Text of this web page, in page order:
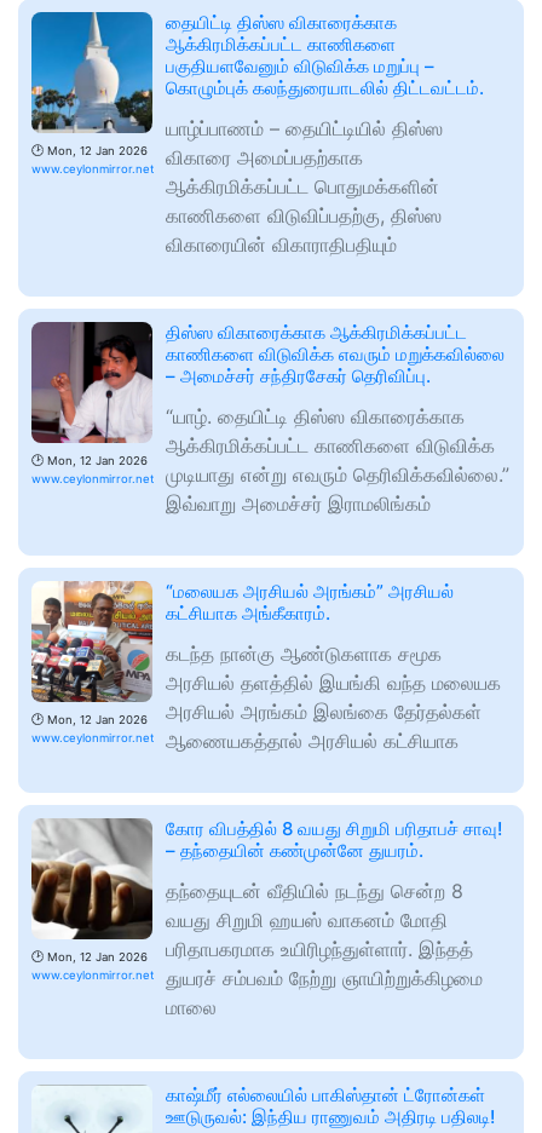
🕑 Mon, 12 Jan 2026
www.ceylonmirror.net
தையிட்டி திஸ்ஸ விகாரைக்காக
ஆக்கிரமிக்கப்பட்ட காணிகளை
பகுதியளவேனும் விடுவிக்க மறுப்பு –
கொழும்புக் கலந்துரையாடலில் திட்டவட்டம்.
யாழ்ப்பாணம் – தையிட்டியில் திஸ்ஸ
விகாரை அமைப்பதற்காக
ஆக்கிரமிக்கப்பட்ட பொதுமக்களின்
காணிகளை விடுவிப்பதற்கு, திஸ்ஸ
விகாரையின் விகாராதிபதியும்
🕑 Mon, 12 Jan 2026
www.ceylonmirror.net
திஸ்ஸ விகாரைக்காக ஆக்கிரமிக்கப்பட்ட
காணிகளை விடுவிக்க எவரும் மறுக்கவில்லை
– அமைச்சர் சந்திரசேகர் தெரிவிப்பு.
“யாழ். தையிட்டி திஸ்ஸ விகாரைக்காக
ஆக்கிரமிக்கப்பட்ட காணிகளை விடுவிக்க
முடியாது என்று எவரும் தெரிவிக்கவில்லை.”
இவ்வாறு அமைச்சர் இராமலிங்கம்
🕑 Mon, 12 Jan 2026
www.ceylonmirror.net
“மலையக அரசியல் அரங்கம்” அரசியல்
கட்சியாக அங்கீகாரம்.
கடந்த நான்கு ஆண்டுகளாக சமூக
அரசியல் தளத்தில் இயங்கி வந்த மலையக
அரசியல் அரங்கம் இலங்கை தேர்தல்கள்
ஆணையகத்தால் அரசியல் கட்சியாக
🕑 Mon, 12 Jan 2026
www.ceylonmirror.net
கோர விபத்தில் 8 வயது சிறுமி பரிதாபச் சாவு!
– தந்தையின் கண்முன்னே துயரம்.
தந்தையுடன் வீதியில் நடந்து சென்ற 8
வயது சிறுமி ஹயஸ் வாகனம் மோதி
பரிதாபகரமாக உயிரிழந்துள்ளார். இந்தத்
துயரச் சம்பவம் நேற்று ஞாயிற்றுக்கிழமை
மாலை
காஷ்மீர் எல்லையில் பாகிஸ்தான் ட்ரோன்கள்
ஊடுருவல்: இந்திய ராணுவம் அதிரடி பதிலடி!